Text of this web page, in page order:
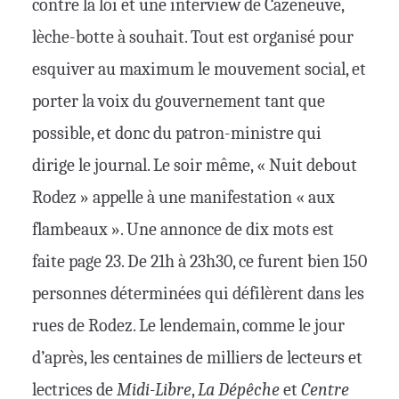
contre la loi et une interview de Cazeneuve,
lèche-botte à souhait. Tout est organisé pour
esquiver au maximum le mouvement social, et
porter la voix du gouvernement tant que
possible, et donc du patron-ministre qui
dirige le journal. Le soir même, « Nuit debout
Rodez » appelle à une manifestation « aux
flambeaux ». Une annonce de dix mots est
faite page 23. De 21h à 23h30, ce furent bien 150
personnes déterminées qui défilèrent dans les
rues de Rodez. Le lendemain, comme le jour
d’après, les centaines de milliers de lecteurs et
lectrices deMidi-Libre,La DépêcheetCentre